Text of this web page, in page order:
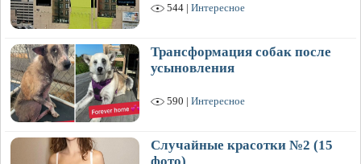
544 | Интересное
Трансформация собак после
усыновления
590 | Интересное
Случайные красотки №2 (15